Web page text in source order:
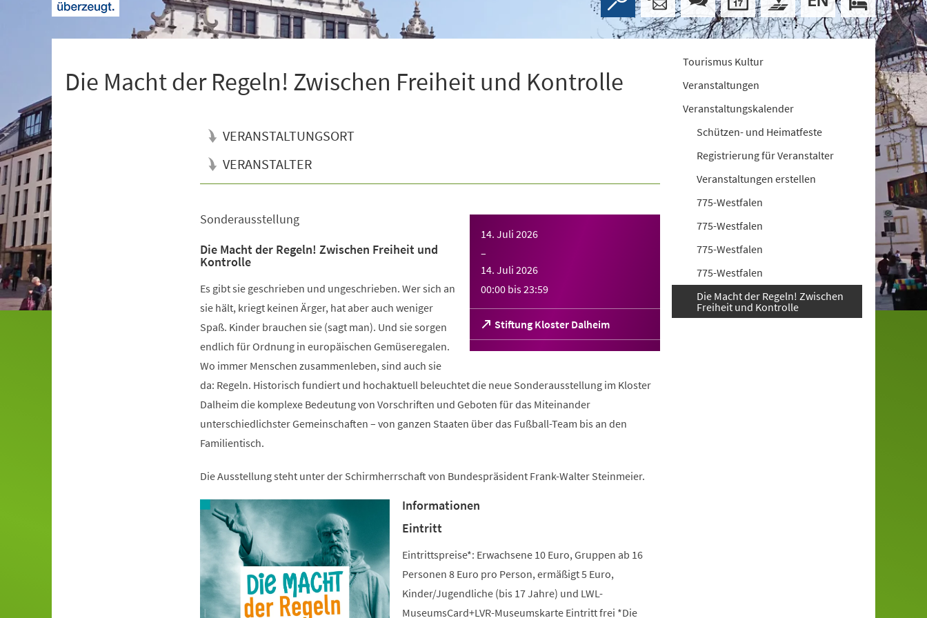
Die Macht der Regeln! Zwischen Freiheit und Kontrolle
VERANSTALTUNGSORT
VERANSTALTER
14. Juli 2026
–
14. Juli 2026
00:00 bis23:59
Stiftung Kloster Dalheim
(Öffnet
in
einem
Sonderausstellung
Die Macht der Regeln! Zwischen Freiheit und
Kontrolle
Es gibt sie geschrieben und ungeschrieben. Wer sich an
sie hält, kriegt keinen Ärger, hat aber auch weniger
Spaß. Kinder brauchen sie (sagt man). Und sie sorgen
endlich für Ordnung in europäischen Gemüseregalen.
Wo immer Menschen zusammenleben, sind auch sie
da: Regeln. Historisch fundiert und hochaktuell beleuchtet die neue Sonderausstellung im Kloster
Dalheim die komplexe Bedeutung von Vorschriften und Geboten für das Miteinander
unterschiedlichster Gemeinschaften – von ganzen Staaten über das Fußball-Team bis an den
Familientisch.
Die Ausstellung steht unter der Schirmherrschaft von Bundespräsident Frank-Walter Steinmeier.
Informationen
Eintritt
Eintrittspreise*: Erwachsene 10 Euro, Gruppen ab 16
Personen 8 Euro pro Person, ermäßigt 5 Euro,
Kinder/Jugendliche (bis 17 Jahre) und LWL-
MuseumsCard+LVR-Museumskarte Eintritt frei *Die
Tourismus Kultur
Veranstaltungen
Veranstaltungskalender
Schützen- und Heimatfeste
Registrierung für Veranstalter
Veranstaltungen erstellen
775-Westfalen
775-Westfalen
775-Westfalen
775-Westfalen
Die Macht der Regeln! Zwischen
Freiheit und Kontrolle